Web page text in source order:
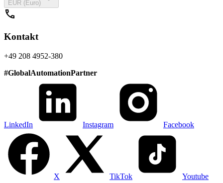
EUR (Euro)
call
Kontakt
+49 208 4952-380
#GlobalAutomationPartner
LinkedIn Instagram Facebook
X TikTok Youtube